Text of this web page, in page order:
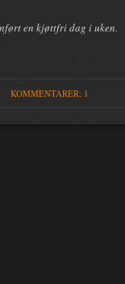
en kjøttfri dag i uken.
KOMMENTARER: 1